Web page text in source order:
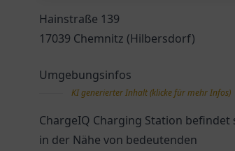
Hainstraße 139
17039 Chemnitz (Hilbersdorf)
Umgebungsinfos
KI generierter Inhalt (klicke für mehr Infos)
ChargeIQ Charging Station befindet
in der Nähe von bedeutenden